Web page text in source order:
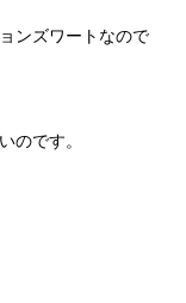
ンズワートなので
のです。